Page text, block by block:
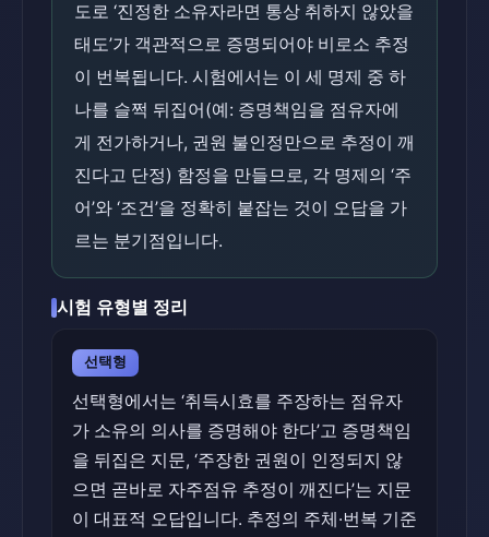
도로 ‘진정한 소유자라면 통상 취하지 않았을
태도’가 객관적으로 증명되어야 비로소 추정
이 번복됩니다. 시험에서는 이 세 명제 중 하
나를 슬쩍 뒤집어(예: 증명책임을 점유자에
게 전가하거나, 권원 불인정만으로 추정이 깨
진다고 단정) 함정을 만들므로, 각 명제의 ‘주
어’와 ‘조건’을 정확히 붙잡는 것이 오답을 가
르는 분기점입니다.
시험 유형별 정리
선택형
선택형에서는 ‘취득시효를 주장하는 점유자
가 소유의 의사를 증명해야 한다’고 증명책임
을 뒤집은 지문, ‘주장한 권원이 인정되지 않
으면 곧바로 자주점유 추정이 깨진다’는 지문
이 대표적 오답입니다. 추정의 주체·번복 기준